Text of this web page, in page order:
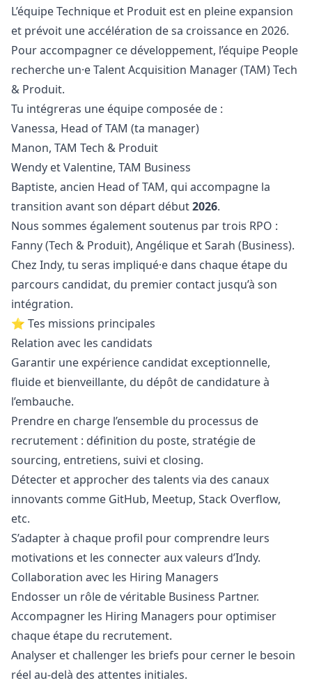
L’équipe Technique et Produit est en pleine expansion
et prévoit une accélération de sa croissance en 2026.
Pour accompagner ce développement, l’équipe People
recherche un·e Talent Acquisition Manager(TAM) Tech
& Produit.
Tu intégreras une équipe composée de :
Vanessa, Head of TAM (ta manager)
Manon, TAM Tech & Produit
Wendy etValentine, TAM Business
Baptiste, ancien Head of TAM, qui accompagne la
transition avant son départ début2026.
Nous sommes également soutenus par trois RPO :
Fanny (Tech & Produit), Angélique et Sarah (Business).
Chez Indy, tu seras impliqué·e dans chaque étape du
parcours candidat, du premier contact jusqu’à son
intégration.
⭐ Tes missions principales
Relation avec les candidats
Garantir une expérience candidat exceptionnelle,
fluide et bienveillante, du dépôt de candidature à
l’embauche.
Prendre en charge l’ensemble du processus de
recrutement : définition du poste, stratégie de
sourcing, entretiens, suivi et closing.
Détecter et approcher des talents via des canaux
innovants comme GitHub, Meetup, Stack Overflow,
etc.
S’adapter à chaque profil pour comprendre leurs
motivations et les connecter aux valeurs d’Indy.
Collaboration avec les Hiring Managers
Endosser un rôle de véritable Business Partner.
Accompagner les Hiring Managers pour optimiser
chaque étape du recrutement.
Analyser et challenger les briefs pour cerner le besoin
réel au-delà des attentes initiales.